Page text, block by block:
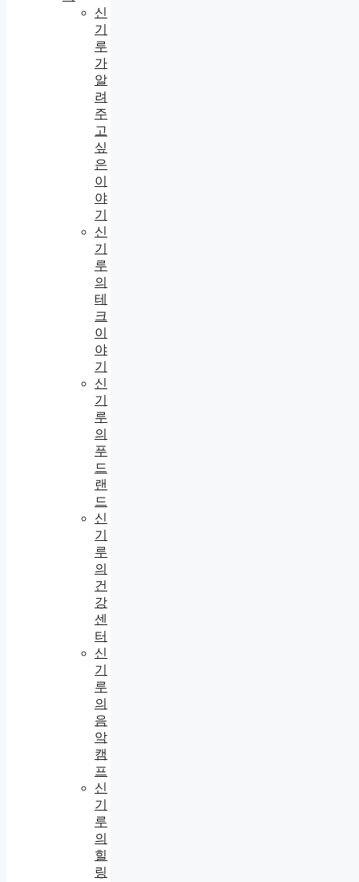
신
기
루
가
알
려
주
고
싶
은
이
야
기
신
기
루
의
테
크
이
야
기
신
기
루
의
푸
드
랜
드
신
기
루
의
건
강
센
터
신
기
루
의
음
악
캠
프
신
기
루
의
힐
링